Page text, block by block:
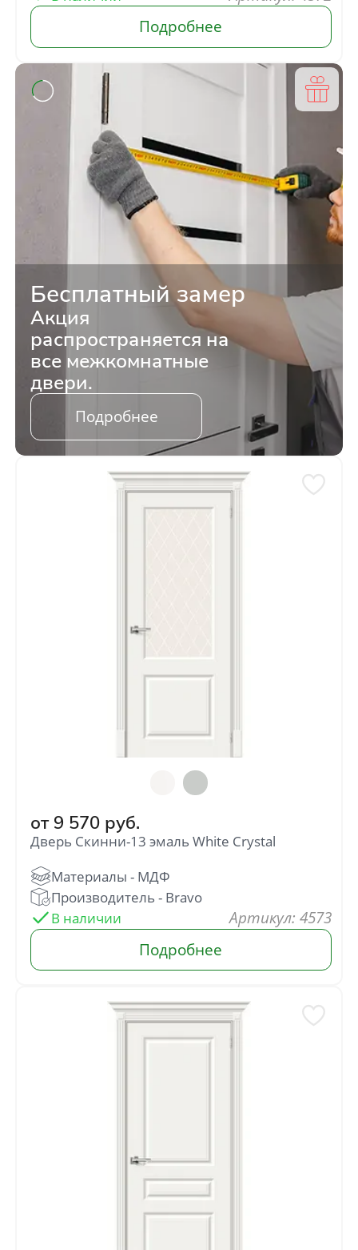
Бесплатный замер
Акция
распространяется на
все межкомнатные
двери.
Подробнее
от 9 570 руб.
Дверь Скинни-13 эмаль White Сrystal
В наличии : 4573